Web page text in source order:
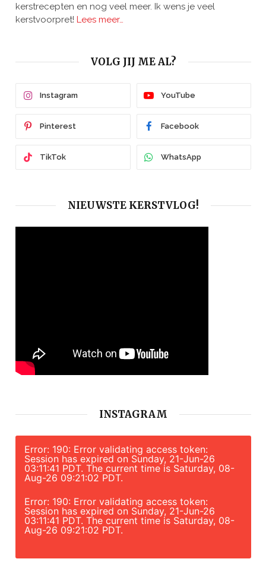
kerstrecepten en nog veel meer. Ik wens je veel
kerstvoorpret! Lees meer…
VOLG JIJ ME AL?
Instagram YouTube
Pinterest Facebook
TikTok WhatsApp
NIEUWSTE KERSTVLOG!
INSTAGRAM
Error: 190: Error validating access token:
Session has expired on Sunday, 21-Jun-26
03:11:41 PDT. The current time is Saturday, 08-
Aug-26 09:21:02 PDT.
Error: 190: Error validating access token:
Session has expired on Sunday, 21-Jun-26
03:11:41 PDT. The current time is Saturday, 08-
Aug-26 09:21:02 PDT.